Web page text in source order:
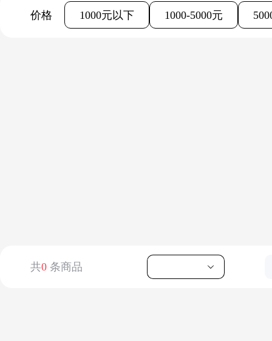
价格 1000元以下 1000-5000元
共0 条商品